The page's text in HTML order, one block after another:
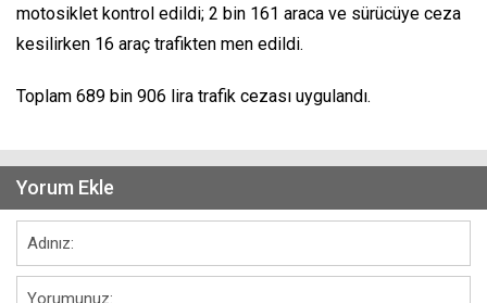
motosiklet kontrol edildi; 2 bin 161 araca ve sürücüye ceza
kesilirken 16 araç trafikten men edildi.
Toplam 689 bin 906 lira trafik cezası uygulandı.
Yorum Ekle